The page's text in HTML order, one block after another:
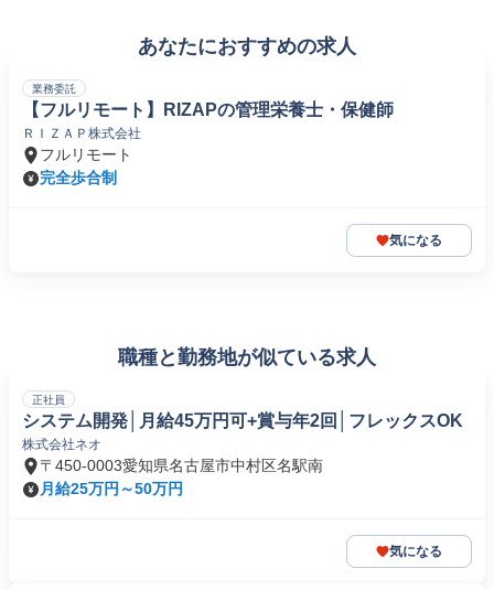
あなたにおすすめの求人
業務委託
【フルリモート】RIZAPの管理栄養士・保健師
ＲＩＺＡＰ株式会社
フルリモート
完全歩合制
気になる
職種と勤務地が似ている求人
正社員
システム開発│月給45万円可+賞与年2回│フレックスOK
株式会社ネオ
〒450-0003愛知県名古屋市中村区名駅南
月給25万円～50万円
気になる